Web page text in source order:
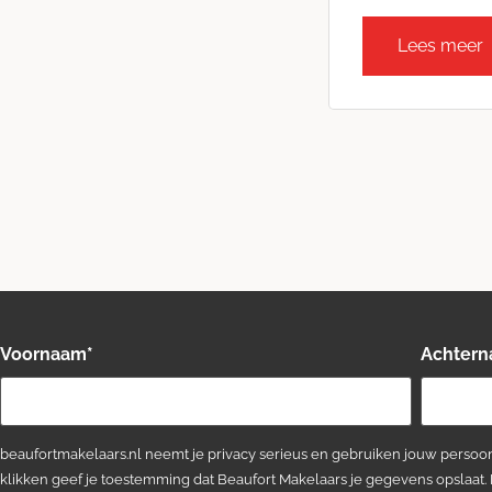
Lees meer
Voornaam*
beaufortmakelaars.nl neemt je privacy serieus en gebruiken jouw
klikken geef je toestemming dat Beaufort Makelaars je gegevens